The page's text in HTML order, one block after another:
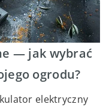
— jak wybrać
ogrodu?
elektryczny